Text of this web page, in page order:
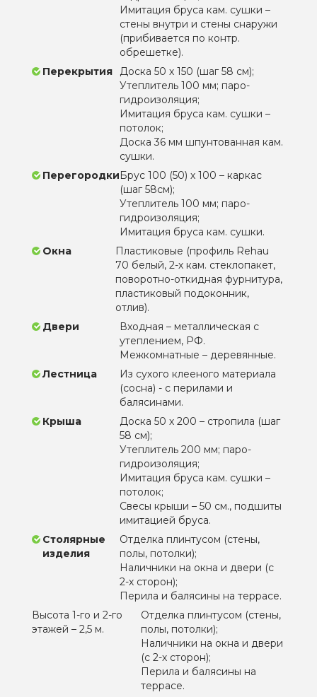
Имитация бруса кам. сушки –
стены внутри и стены снаружи
(прибивается по контр.
обрешетке).
Перекрытия
Доска 50 х 150 (шаг 58 см);
Утеплитель 100 мм; паро-
гидроизоляция;
Имитация бруса кам. сушки –
потолок;
Доска 36 мм шпунтованная кам.
сушки.
ПерегородкиБрус 100 (50) х 100 – каркас
(шаг 58см);
Утеплитель 100 мм; паро-
гидроизоляция;
Имитация бруса кам. сушки.
Окна
Пластиковые (профиль Rehau
70 белый, 2-х кам. стеклопакет,
поворотно-откидная фурнитура,
пластиковый подоконник,
отлив).
Двери
Входная – металлическая с
утеплением, РФ.
Межкомнатные – деревянные.
Лестница
Из сухого клееного материала
(сосна) - с перилами и
балясинами.
Крыша
Доска 50 х 200 – стропила (шаг
58 см);
Утеплитель 200 мм; паро-
гидроизоляция;
Имитация бруса кам. сушки –
потолок;
Свесы крыши – 50 см., подшиты
имитацией бруса.
Столярные
изделия
Отделка плинтусом (стены,
полы, потолки);
Наличники на окна и двери (с
2-х сторон);
Перила и балясины на террасе.
Высота 1-го и 2-го
этажей – 2,5 м.
Отделка плинтусом (стены,
полы, потолки);
Наличники на окна и двери
(с 2-х сторон);
Перила и балясины на
террасе.